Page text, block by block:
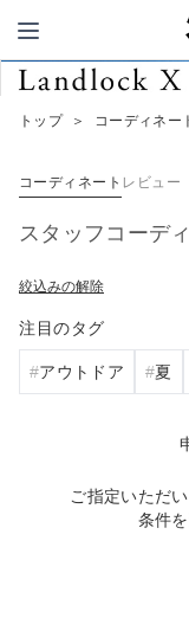
トップ ＞ コーディネー
コーディネート レビュー
スタッフコーデ
絞込みの解除
注目のタグ
アウトドア 夏
ご指定いただ
条件